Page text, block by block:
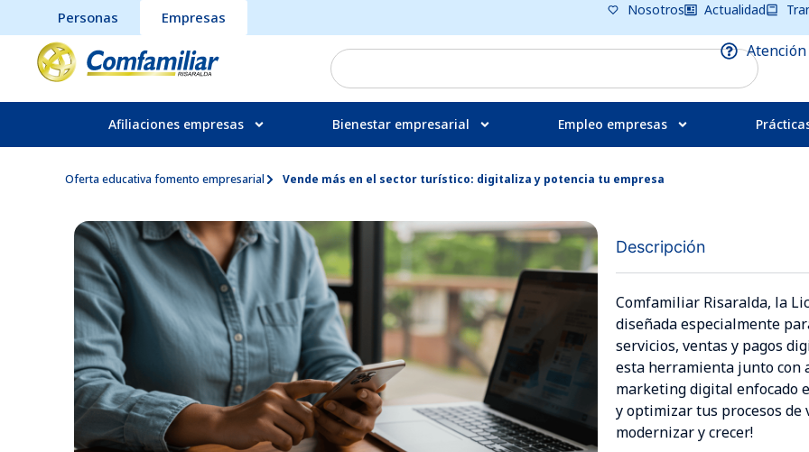
Personas Empresas Nosotros Actualidad
Afiliaciones empresas Bienestar empresarial Empleo empresas
Oferta educativa fomento empresarial Vende más en el sector turístico: digitaliza y potencia tu empresa
Descripción
Comfamiliar Risaralda, la
diseñada especialmente
servicios, ventas y pagos
esta herramienta junto con
marketing digital enfocado
y optimizar tus procesos de
modernizar y crecer!